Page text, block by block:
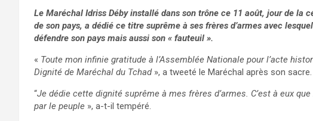
Le Maréchal Idriss Déby installé dans son trône ce 11 août, jour de la
de son pays, a dédié ce titre suprême à ses frères d’armes avec
défendre son pays mais aussi son « fauteuil ».
« Toute mon infinie gratitude à l’Assemblée Nationale pour l’acte
Dignité de Maréchal du Tchad», a tweeté le Maréchal après son sacre.
“Je dédie cette dignité suprême à mes frères d’armes. C’est à eux
par le peuple », a-t-il tempéré.